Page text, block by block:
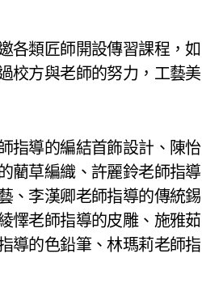
各類匠師開設傳習課程，如
校方與老師的努力，工藝美
指導的編結首飾設計、陳怡
藺草編織、許麗鈴老師指導
、李漢卿老師指導的傳統錫
懌老師指導的皮雕、施雅茹
導的色鉛筆、林瑪莉老師指